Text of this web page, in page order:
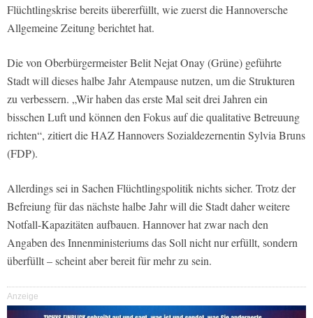
Flüchtlingskrise bereits übererfüllt, wie zuerst die Hannoversche
Allgemeine Zeitung berichtet hat.
Die von Oberbürgermeister Belit Nejat Onay (Grüne) geführte
Stadt will dieses halbe Jahr Atempause nutzen, um die Strukturen
zu verbessern. „Wir haben das erste Mal seit drei Jahren ein
bisschen Luft und können den Fokus auf die qualitative Betreuung
richten“, zitiert die HAZ Hannovers Sozialdezernentin Sylvia Bruns
(FDP).
Allerdings sei in Sachen Flüchtlingspolitik nichts sicher. Trotz der
Befreiung für das nächste halbe Jahr will die Stadt daher weitere
Notfall-Kapazitäten aufbauen. Hannover hat zwar nach den
Angaben des Innenministeriums das Soll nicht nur erfüllt, sondern
überfüllt – scheint aber bereit für mehr zu sein.
Anzeige